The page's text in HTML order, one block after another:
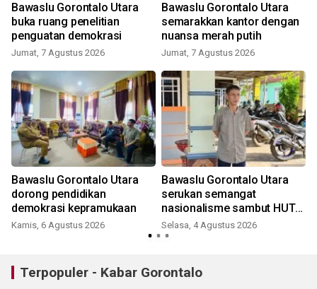
Bawaslu Gorontalo Utara
buka ruang penelitian
penguatan demokrasi
Jumat, 7 Agustus 2026
Bawaslu Gorontalo Utara
semarakkan kantor dengan
nuansa merah putih
Jumat, 7 Agustus 2026
Bawaslu Gorontalo Utara
dorong pendidikan
demokrasi kepramukaan
Kamis, 6 Agustus 2026
Bawaslu Gorontalo Utara
serukan semangat
nasionalisme sambut HUT
RI
Selasa, 4 Agustus 2026
Terpopuler - Kabar Gorontalo